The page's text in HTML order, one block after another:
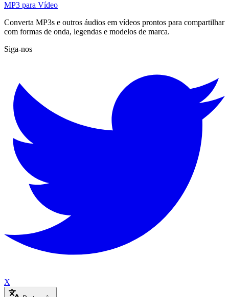
MP3 para Vídeo
Converta MP3s e outros áudios em vídeos prontos para compartilhar
com formas de onda, legendas e modelos de marca.
Siga-nos
X